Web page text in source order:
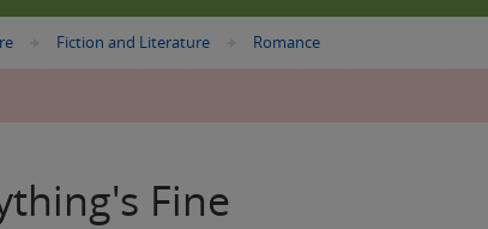
»Fiction and Literature »
Romance
Fine